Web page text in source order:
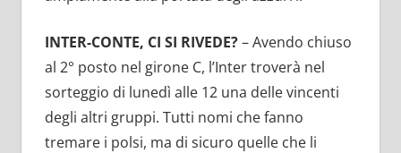
INTER-CONTE, CI SI RIVEDE?– Avendo chiuso
al 2° posto nel girone C, l’Inter troverà nel
sorteggio di lunedì alle 12 una delle vincenti
degli altri gruppi. Tutti nomi che fanno
tremare i polsi, ma di sicuro quelle che li